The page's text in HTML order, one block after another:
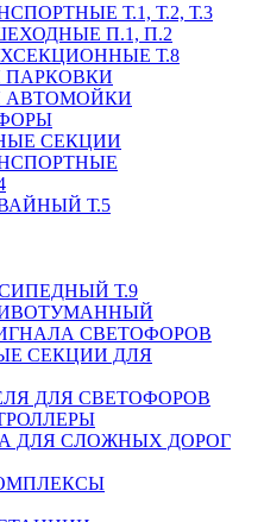
Т.1, Т.2, Т.3
П.1, П.2
Т.8
ПАРКОВКИ
АВТОМОЙКИ
СЕКЦИИ
Т.5
Т.9
СВЕТОФОРОВ
СЕКЦИИ ДЛЯ
ДЛЯ СВЕТОФОРОВ
ДЛЯ СЛОЖНЫХ ДОРОГ